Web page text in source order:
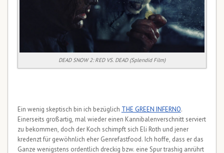
DEAD SNOW 2: RED VS. DEAD (Splendid Film)
Ein wenig skeptisch bin ich bezüglich THE GREEN INFERNO.
Einerseits großartig, mal wieder einen Kannibalenverschnitt serviert
zu bekommen, doch der Koch schimpft sich Eli Roth und jener
kredenzt für gewöhnlich eher Genrefastfood. Ich hoffe, dass er das
Ganze wenigstens ordentlich dreckig bzw. eine Spur trashig anrührt